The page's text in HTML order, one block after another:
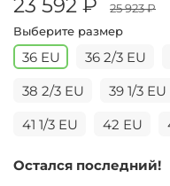
23 592 ₽
25 923 ₽
Выберите размер
36 EU 36 2/3 EU
38 2/3 EU
39 1/3 EU
41 1/3 EU
42 EU
Остался последний!